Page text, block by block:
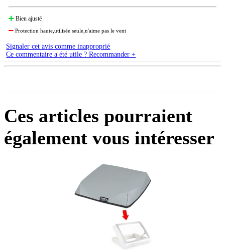
Bien ajusté
Protection haute,utilisée seule,n'aime pas le vent
Signaler cet avis comme inapproprié
Ce commentaire a été utile ? Recommander +
Ces articles pourraient
également vous intéresser